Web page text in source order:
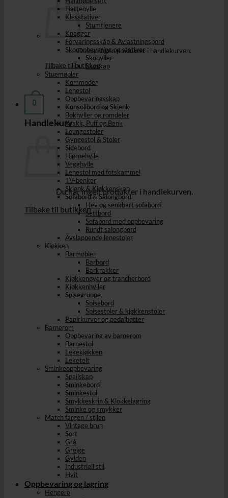
Du har ingen produkter i handlekurven.
Tilbake til butikken
0
Handlekurv
Du har ingen produkter i handlekurven.
Tilbake til butikken
Hattehylle
Klesstativer
Stumtjenere
Knagger
Förvaringsskåp & Avlastningsbord
Skooppbevaring og stativer
Skohyller
Skoskap
Stuemøbler
Kommoder
Lenestol
Oppbevaringsskap
Konsollbord og Skjenk
Bokhyller og romdeler
Krakk, Puff og Benk
Loungestoler
Gyngestol & Stoler
Sidebord
Hjørnehylle
Vegghylle
Lenestol med fotskammel
TV-benker
Skjenk & Kjøkkenskap
Sofabord & Salongbord
Hev og senkbart sofabord
Settbord
Sofabord med oppbevaring
Rundt salongbord
Avslappende lenestoler
Kjøkken
Barmøbler
Barbord
Barkrakker
Kjøkkenøyer og trancherbord
Kjøkkenhyller
Spisegruppe
Spisebord
Spisestoler & kjøkkenstoler
Papirkurver og pedalbøtter
Barnerom
Oppbevaring av barnerom
Barnestol
Lekekjøkken
Leketelt
Sminkeoppbevaring
Speilskap
Sminkebord
Sminkestol
Smykkeskrin & Klokkelagring
Sminke og smykker
Match fargen / stilen
Vintage brun
Sort
Grå
Greige
Gylden
Industriell stil
Hvit
Oppbevaring og lagring
Hengere